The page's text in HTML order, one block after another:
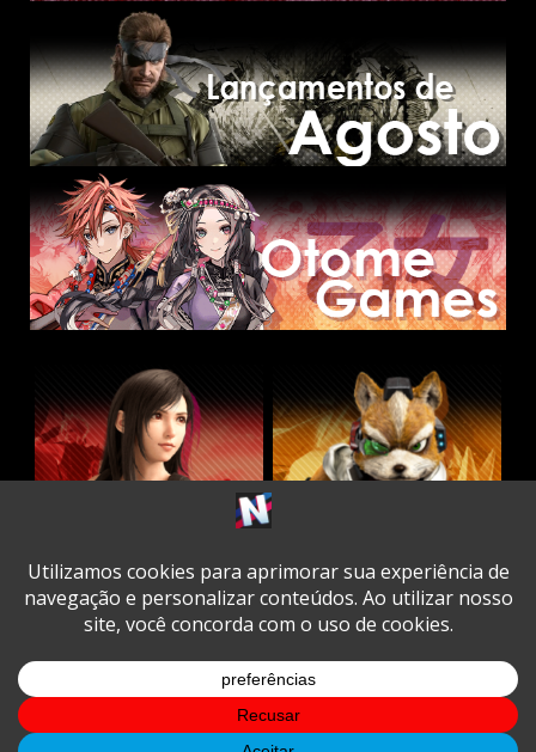
TwitterFacebook
Instagram
YoutubeSpotifyCookie
Policy
Copyright © All rights reserved.